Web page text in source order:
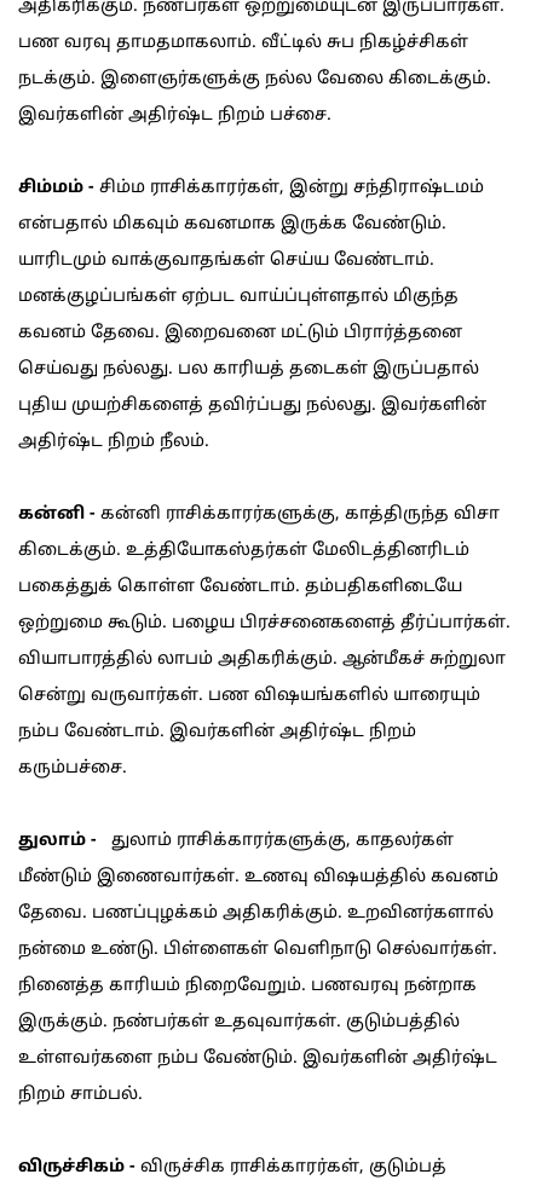
அதிகரிக்கும். நண்பர்கள் ஒற்றுமையுடன் இருப்பார்கள்.
பண வரவு தாமதமாகலாம். வீட்டில் சுப நிகழ்ச்சிகள்
நடக்கும். இளைஞர்களுக்கு நல்ல வேலை கிடைக்கும்.
இவர்களின் அதிர்ஷ்ட நிறம் பச்சை.
சிம்மம் - சிம்ம ராசிக்காரர்கள், இன்று சந்திராஷ்டமம்
என்பதால் மிகவும் கவனமாக இருக்க வேண்டும்.
யாரிடமும் வாக்குவாதங்கள் செய்ய வேண்டாம்.
மனக்குழப்பங்கள் ஏற்பட வாய்ப்புள்ளதால் மிகுந்த
கவனம் தேவை. இறைவனை மட்டும் பிரார்த்தனை
செய்வது நல்லது. பல காரியத் தடைகள் இருப்பதால்
புதிய முயற்சிகளைத் தவிர்ப்பது நல்லது. இவர்களின்
அதிர்ஷ்ட நிறம் நீலம்.
கன்னி - கன்னி ராசிக்காரர்களுக்கு, காத்திருந்த விசா
கிடைக்கும். உத்தியோகஸ்தர்கள் மேலிடத்தினரிடம்
பகைத்துக் கொள்ள வேண்டாம். தம்பதிகளிடையே
ஒற்றுமை கூடும். பழைய பிரச்சனைகளைத் தீர்ப்பார்கள்.
வியாபாரத்தில் லாபம் அதிகரிக்கும். ஆன்மீகச் சுற்றுலா
சென்று வருவார்கள். பண விஷயங்களில் யாரையும்
நம்ப வேண்டாம். இவர்களின் அதிர்ஷ்ட நிறம்
கரும்பச்சை.
துலாம் -
துலாம் ராசிக்காரர்களுக்கு, காதலர்கள்
மீண்டும் இணைவார்கள். உணவு விஷயத்தில் கவனம்
தேவை. பணப்புழக்கம் அதிகரிக்கும். உறவினர்களால்
நன்மை உண்டு. பிள்ளைகள் வெளிநாடு செல்வார்கள்.
நினைத்த காரியம் நிறைவேறும். பணவரவு நன்றாக
இருக்கும். நண்பர்கள் உதவுவார்கள். குடும்பத்தில்
உள்ளவர்களை நம்ப வேண்டும். இவர்களின் அதிர்ஷ்ட
நிறம் சாம்பல்.
விருச்சிகம் - விருச்சிக ராசிக்காரர்கள், குடும்பத்